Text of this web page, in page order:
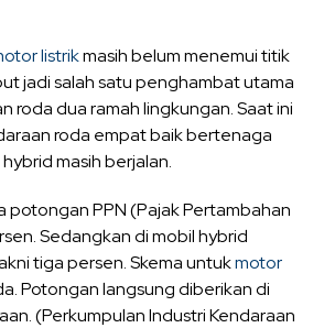
listrikmasih belum menemui titik
jadi salah satu penghambat utama
roda dua ramah lingkungan. Saat ini
roda empat baik bertenaga
masih berjalan.
potongan PPN (Pajak Pertambahan
Sedangkan di mobil hybrid
tiga persen. Skema untukmotor
Potongan langsung diberikan di
(Perkumpulan Industri Kendaraan